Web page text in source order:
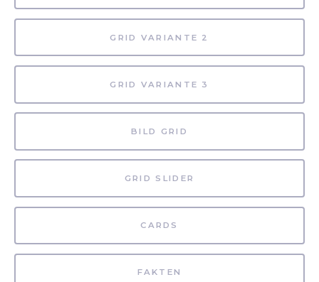
GRID VARIANTE 2
GRID VARIANTE 3
BILD GRID
GRID SLIDER
CARDS
FAKTEN